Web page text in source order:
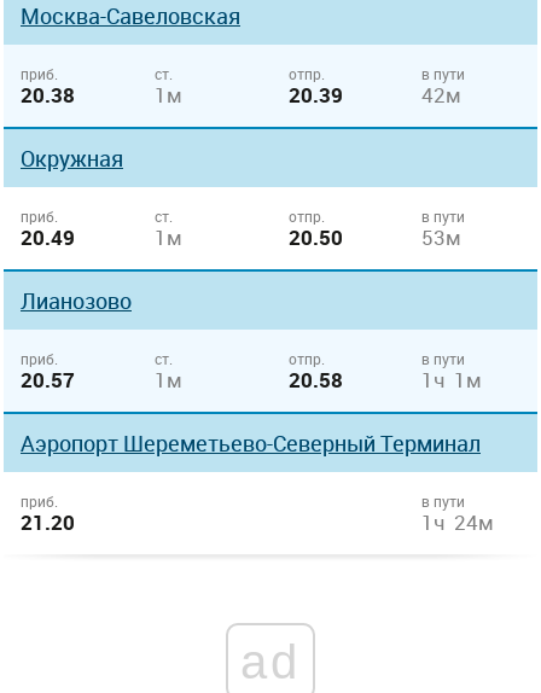
Москва-Савеловская
приб.
20.38
ст.
1м
отпр.
20.39
в пути
42м
Окружная
приб.
20.49
ст.
1м
отпр.
20.50
в пути
53м
Лианозово
приб.
20.57
ст.
1м
отпр.
20.58
в пути
1ч 1м
Аэропорт Шереметьево-Северный Терминал
приб.
21.20
в пути
1ч 24м
ad